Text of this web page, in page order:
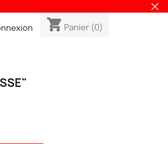
shopping_cart Panier (0)